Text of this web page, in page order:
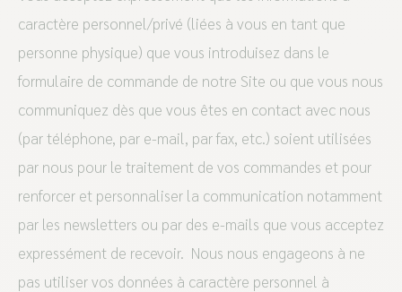
caractère personnel/privé (liées à vous en tant que
personne physique) que vous introduisez dans le
formulaire de commande de notre Site ou que vous nous
communiquez dès que vous êtes en contact avec nous
(par téléphone, par e-mail, par fax, etc.) soient utilisées
par nous pour le traitement de vos commandes et pour
renforcer et personnaliser la communication notamment
par les newsletters ou par des e-mails que vous acceptez
expressément de recevoir. Nous nous engageons à ne
pas utiliser vos données à caractère personnel à